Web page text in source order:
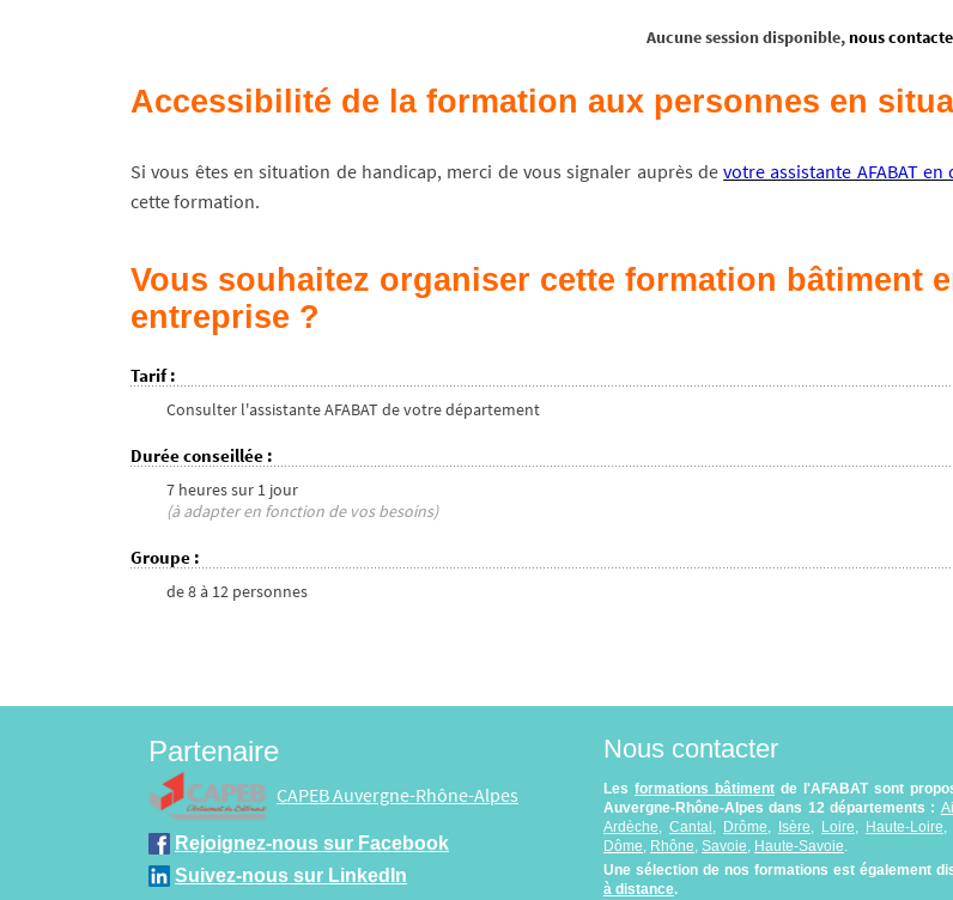
Aucune session disponible,nous
Accessibilité de la formation aux personnes en
Si vous êtes en situation de handicap, merci de vous signaler auprès devotre assistante AFABAT
cette formation.
Vous souhaitez organiser cette formation bâtiment
entreprise ?
Tarif :
Consulter l'assistante AFABAT de votre département
Durée conseillée :
7 heuressur 1 jour
(à adapter en fonction de vos besoins)
Groupe :
de8à 12 personnes
Partenaire
CAPEB Auvergne-Rhône-Alpes
Rejoignez-nous sur Facebook
Suivez-nous sur LinkedIn
Nous contacter
Les formations bâtimentde l'AFABAT sont
Auvergne-Rhône-Alpes dans 12 départements :
Ardèche
Cantal Drôme Isère Loire Haute-Loire
Dôme Rhône Savoie Haute-Savoie
Une sélection de nos formations est également
à distance.